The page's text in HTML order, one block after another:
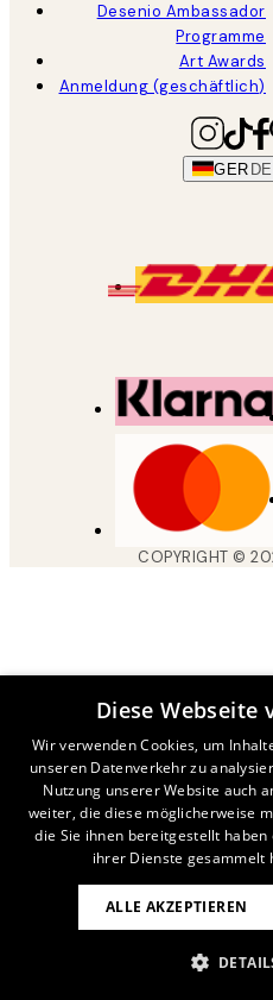
Desenio Ambassador
Programme
Art Awards
Anmeldung (geschäftlich)
GER
COPYRIGHT ©
Diese Webseite
Wir verwenden Cookies, um
unseren Datenverkehr zu
Nutzung unserer Website auch
weiter, die diese möglicherweise
die Sie ihnen bereitgestellt
ihrer Dienste gesammelt
ALLE AKZEPTIEREN